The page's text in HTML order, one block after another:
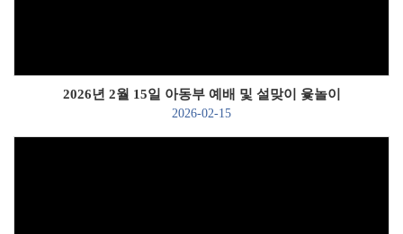
2026년 2월 15일 아동부 예배 및 설맞이 윷놀이
2026-02-15